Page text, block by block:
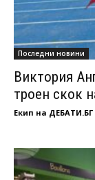
Последни новини
Виктория
троен скок
Екип на ДЕБАТИ.БГ